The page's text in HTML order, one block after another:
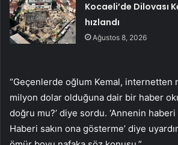
Kocaeli’de Dilovası
hızlandı
Ağustos 8, 2026
“Geçenlerde oğlum Kemal, internetten
milyon dolar olduğuna dair bir haber
doğru mu?’ diye sordu. ‘Annenin
Haberi sakın ona gösterme’ diye